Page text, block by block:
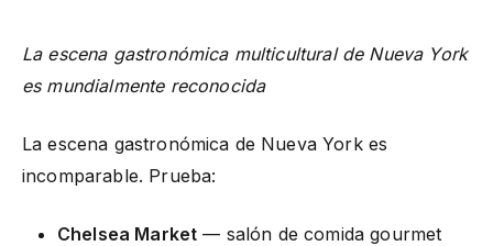
La escena gastronómica multicultural de Nueva York
es mundialmente reconocida
La escena gastronómica de Nueva York es
incomparable. Prueba:
Chelsea Market — salón de comida gourmet